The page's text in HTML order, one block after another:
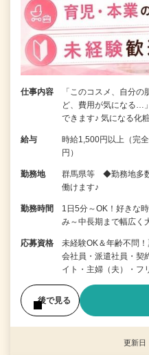
仕事内容
「このコスメ、自分
ど、費用が気になる…
できます♪ 気になる化
給与
時給1,500円以上（完
円）
勤務地
群馬県等 ◆勤務地多
働けます♪
勤務時間
1日5分～OK！好きな
み～中長期まで幅広く
応募資格
未経験OK＆年齢不問
会社員・派遣社員・契
イト・主婦（夫）・
後で見る
更新日